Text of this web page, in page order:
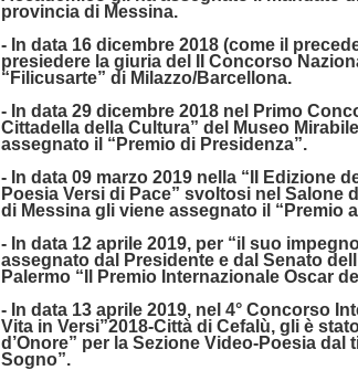
provincia di Messina.
- In data 16 dicembre 2018 (come il
presiedere la giuria del II Concorso
“Filicusarte” di Milazzo/Barcellona.
- In data 29 dicembre 2018 nel Primo
Cittadella della Cultura” del Museo
assegnato il “Premio di Presidenza”.
- In data 09 marzo 2019 nella “II Edizione
Poesia Versi di Pace” svoltosi nel Salone
di Messina gli viene assegnato il “Premio
- In data 12 aprile 2019, per “il suo
assegnato dal Presidente e dal Senato
Palermo “Il Premio Internazionale Oscar
- In data 13 aprile 2019, nel 4° Concorso
Vita in Versi”2018-Città di Cefalù, gli è
d’Onore” per la Sezione Video-Poesia dal
Sogno”.